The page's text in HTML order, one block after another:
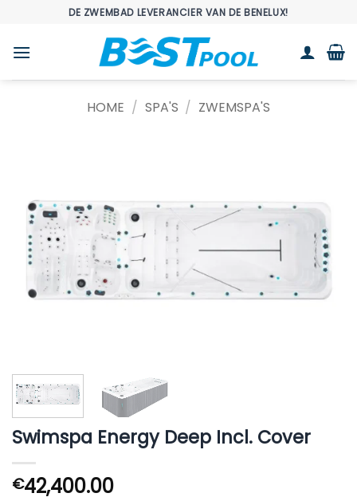
inhoud
DE ZWEMBAD LEVERANCIER VAN DE BENELUX!
HOME / SPA'S / ZWEMSPA'S
Swimspa Energy Deep Incl. Cover
€42,400.00